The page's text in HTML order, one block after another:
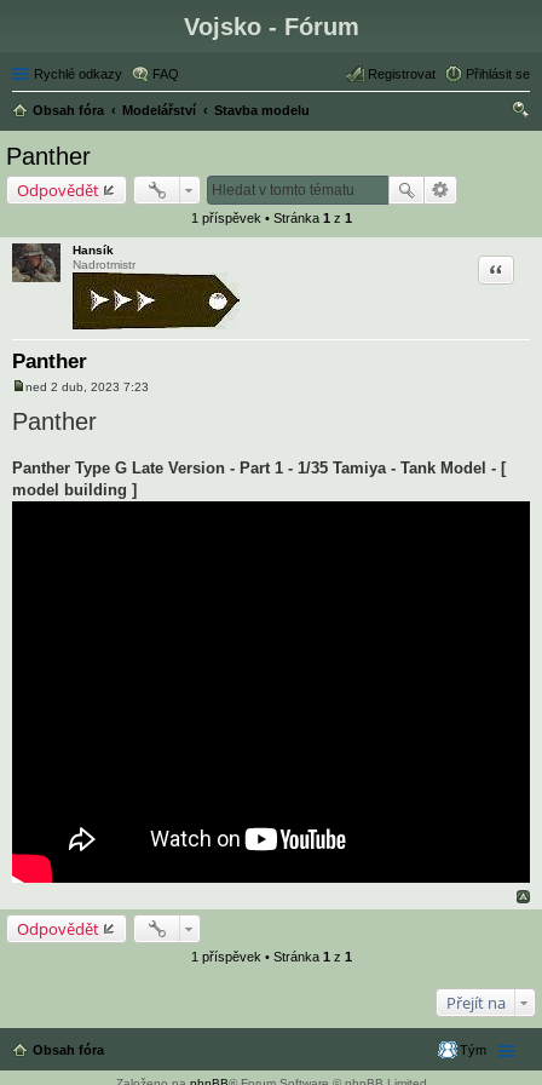
Vojsko - Fórum
Rychlé odkazy FAQ Přihlásit se
Registrovat
Obsah fóra Modelářství
Stavba modelu
Panther
Odpovědět
1 příspěvek • Stránka 1 z 1
Hansík
Nadrotmistr
Panther
Citace
ř
í
ě
v
e
ned 2 dub, 2023 7:23
Panther
Panther Type G Late Version - Part 1 - 1/35 Tamiya - Tank Model - [
model building ]
Odpovědět
1 příspěvek • Stránka 1 z 1
Přejít na
Obsah fóra Tým